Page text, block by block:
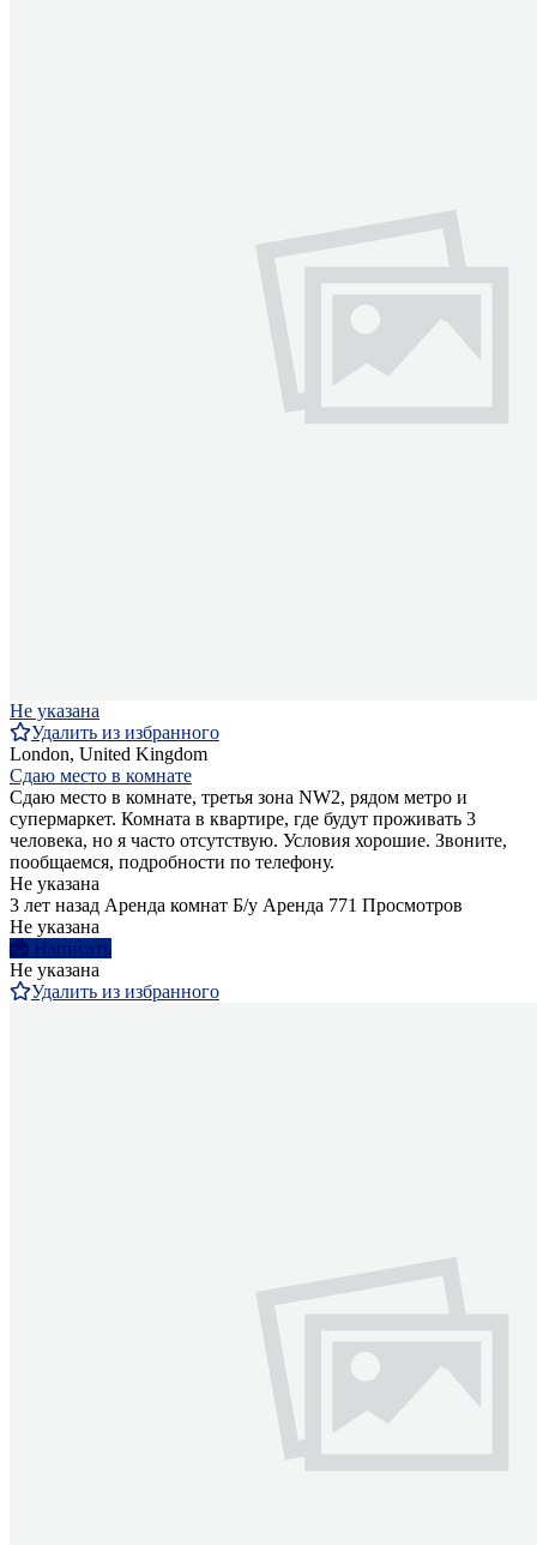
Не указана
Удалить из избранного
London, United Kingdom
Сдаю место в комнате
Сдаю место в комнате, третья зона NW2, рядом метро и
супермаркет. Комната в квартире, где будут проживать 3
человека, но я часто отсутствую. Условия хорошие. Звоните,
пообщаемся, подробности по телефону.
Не указана
3 лет назад Аренда комнат Б/у Аренда 771 Просмотров
Не указана
Написать
Не указана
Удалить из избранного